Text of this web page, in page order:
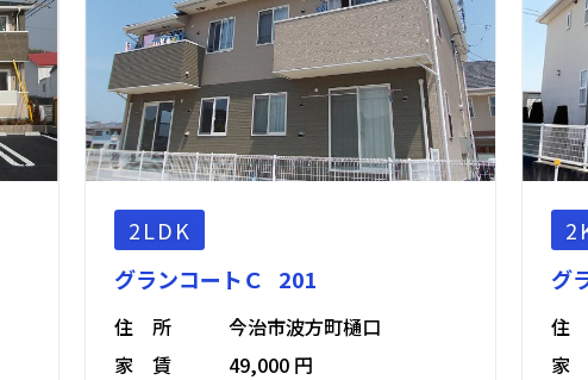
2LDK
グランコートＣ 201
住 所
今治市波方町樋口
家 賃
49,000 円
グ
住
家